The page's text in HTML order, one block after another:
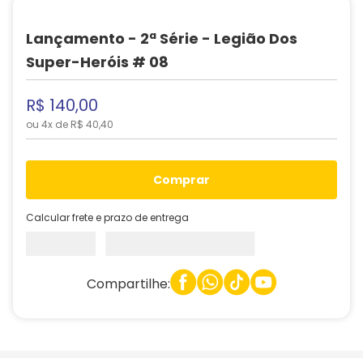
Lançamento - 2ª Série - Legião Dos
Super-Heróis # 08
R$ 140,00
ou 4x de R$ 40,40
comprar
Calcular frete e prazo de entrega
Compartilhe: